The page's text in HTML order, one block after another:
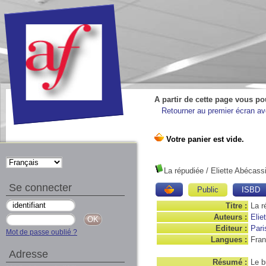
A partir de cette page vous
Retourner au premier écran
La répudiée / Eliette
Public
ISBD
Titre : La
Auteurs :
Editeur :
Langues :
Résumé : Le
Se connecter
Mot de passe oublié ?
Adresse